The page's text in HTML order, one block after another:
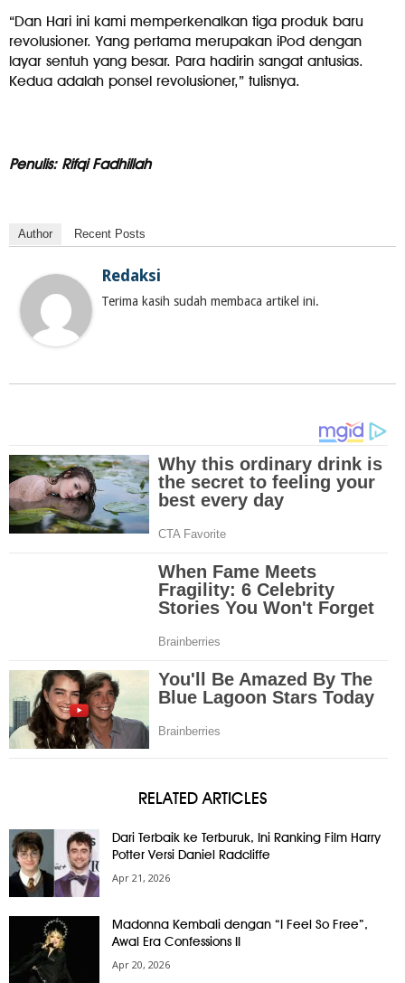
“Dan Hari ini kami memperkenalkan tiga produk baru
revolusioner. Yang pertama merupakan iPod dengan
layar sentuh yang besar. Para hadirin sangat antusias.
Kedua adalah ponsel revolusioner,” tulisnya.
Penulis: Rifqi Fadhillah
Author Recent Posts
Redaksi
Terima kasih sudah membaca artikel ini.
RELATED ARTICLES
Dari Terbaik ke Terburuk, Ini Ranking Film Harry
Potter Versi Daniel Radcliffe
Apr 21, 2026
Madonna Kembali dengan “I Feel So Free”,
Awal Era Confessions II
Apr 20, 2026